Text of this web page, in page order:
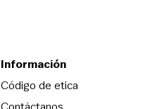
Información
Código de eticaOpens in new